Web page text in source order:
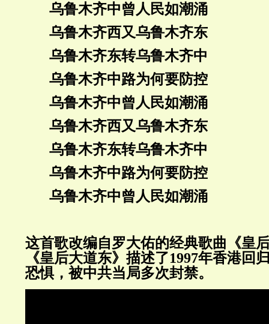
乌鲁木齐中曾人民如潮涌
乌鲁木齐西又乌鲁木齐东
乌鲁木齐东转乌鲁木齐中
乌鲁木齐中路为何要防控
乌鲁木齐中曾人民如潮涌
乌鲁木齐西又乌鲁木齐东
乌鲁木齐东转乌鲁木齐中
乌鲁木齐中路为何要防控
乌鲁木齐中曾人民如潮涌
这首歌改编自罗大佑的经典歌曲《皇
《皇后大道东》描述了1997年香港回
恐惧，被中共当局多次封禁。